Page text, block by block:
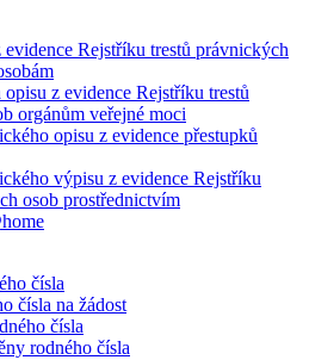
Rejstříku trestů právnických
z evidence Rejstříku trestů
orgánům veřejné moci
opisu z evidence přestupků
výpisu z evidence Rejstříku
osob prostřednictvím
čísla
čísla na žádost
čísla
rodného čísla